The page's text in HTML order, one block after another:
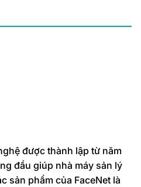
được thành lập từ năm
đầu giúp nhà máy sản lý
sản phẩm của FaceNet là